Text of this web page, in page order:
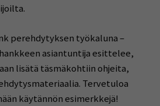
perehdytyksen työkaluna –
asiantuntija esittelee,
lisätä täsmäkohtiin ohjeita,
Tervetuloa
käytännön esimerkkejä!